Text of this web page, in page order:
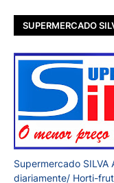
SUPERMERCADO
Supermercado
diariamente/ Horti-